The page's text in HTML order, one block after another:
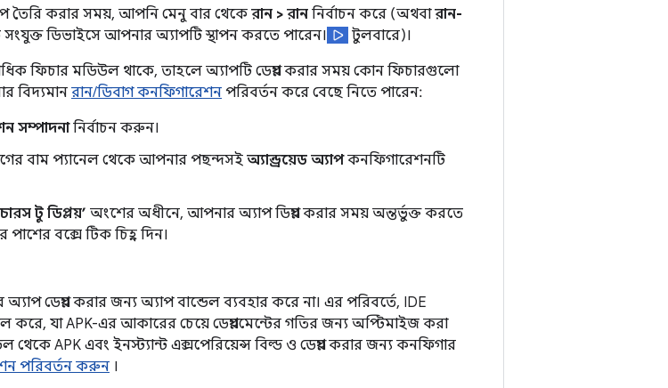
তৈরি করার সময়, আপনি মেনু বার থেকেরান > রান নির্বাচন করে (অথবারান-
ডিভাইসে আপনার অ্যাপটি স্থাপন করতে পারেন।
টুলবারে)।
ফিচার মডিউল থাকে, তাহলে অ্যাপটি ডেপ্লয় করার সময় কোন ফিচারগুলো
বিদ্যমানরান/ডিবাগ কনফিগারেশন পরিবর্তন করে বেছে নিতে পারেন:
সম্পাদনানির্বাচন করুন।
বাম প্যানেল থেকে আপনার পছন্দসই অ্যান্ড্রয়েড অ্যাপকনফিগারেশনটি
টু ডিপ্লয়’ অংশের অধীনে, আপনার অ্যাপ ডিপ্লয় করার সময় অন্তর্ভুক্ত করতে
বক্সে টিক চিহ্ন দিন।
ডেপ্লয় করার জন্য অ্যাপ বান্ডেল ব্যবহার করে না। এর পরিবর্তে, IDE
করে, যা APK-এর আকারের চেয়ে ডেপ্লয়মেন্টের গতির জন্য অপ্টিমাইজ করা
থেকে APK এবং ইনস্ট্যান্ট এক্সপেরিয়েন্স বিল্ড ও ডেপ্লয় করার জন্য কনফিগার
পরিবর্তন করুন ।